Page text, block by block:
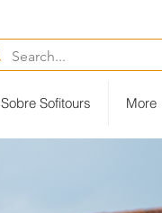
Sobre Sofitours More